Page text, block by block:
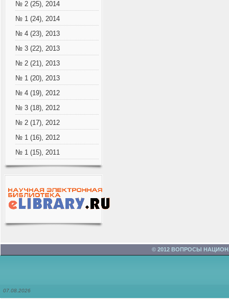
№ 2 (25), 2014
№ 1 (24), 2014
№ 4 (23), 2013
№ 3 (22), 2013
№ 2 (21), 2013
№ 1 (20), 2013
№ 4 (19), 2012
№ 3 (18), 2012
№ 2 (17), 2012
№ 1 (16), 2012
№ 1 (15), 2011
© 2012 ВОПРОСЫ
07.08.2026